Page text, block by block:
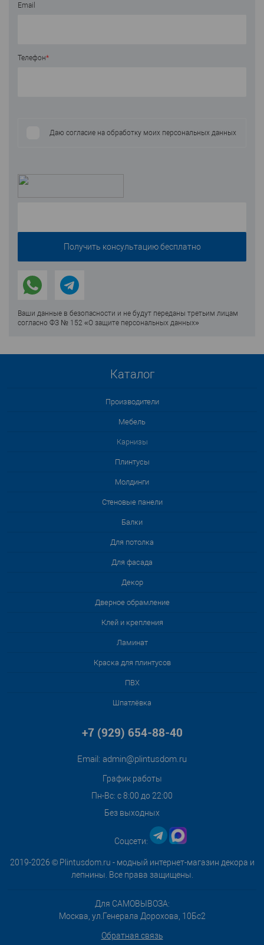
Email
Телефон*
Даю согласие на обработку моих персональных данных
Ваши данные в безопасности и не будут переданы третьим лицам
согласно ФЗ № 152 «О защите персональных данных»
Каталог
Производители
Мебель
Карнизы
Плинтусы
Молдинги
Стеновые панели
Балки
Для потолка
Для фасада
Декор
Дверное обрамление
Клей и крепления
Ламинат
Краска для плинтусов
ПВХ
Шпатлёвка
2019-2026 © Plintusdom.ru - модный интернет-магазин декора и
лепнины. Все права защищены.
Для САМОВЫВОЗА:
Москва, ул.Генерала Дорохова, 10Бс2
Обратная связь
+7 (929) 654-88-40
Email: admin@plintusdom.ru
График работы
Пн-Вс: с 8:00 до 22:00
Без выходных
Соцсети: